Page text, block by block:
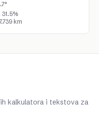
km
kalkulatora i tekstova za